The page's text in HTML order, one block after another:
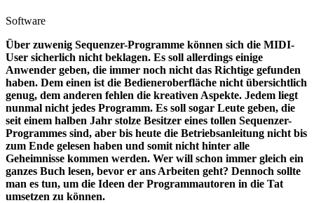
Software
Über zuwenig Sequenzer-Programme können sich die MIDI-
User sicherlich nicht beklagen. Es soll allerdings einige
Anwender geben, die immer noch nicht das Richtige gefunden
haben. Dem einen ist die Bedieneroberfläche nicht übersichtlich
genug, dem anderen fehlen die kreativen Aspekte. Jedem liegt
nunmal nicht jedes Programm. Es soll sogar Leute geben, die
seit einem halben Jahr stolze Besitzer eines tollen Sequenzer-
Programmes sind, aber bis heute die Betriebsanleitung nicht bis
zum Ende gelesen haben und somit nicht hinter alle
Geheimnisse kommen werden. Wer will schon immer gleich ein
ganzes Buch lesen, bevor er ans Arbeiten geht? Dennoch sollte
man es tun, um die Ideen der Programmautoren in die Tat
umsetzen zu können.